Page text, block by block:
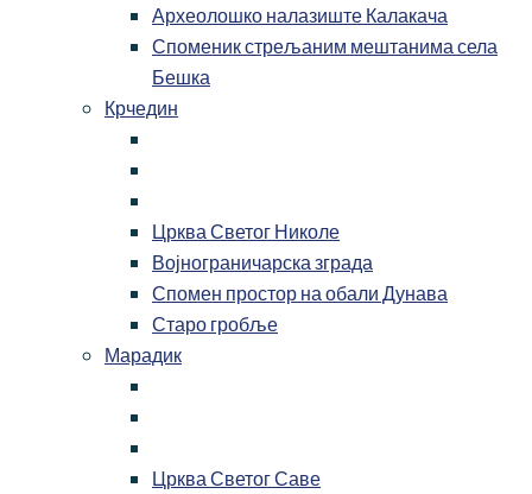
Археолошко налазиште Калакача
Споменик стрељаним мештанима села
Бешка
Крчедин
Црква Светог Николе
Војнограничарска зграда
Спомен простор на обали Дунава
Старо гробље
Марадик
Црква Светог Саве